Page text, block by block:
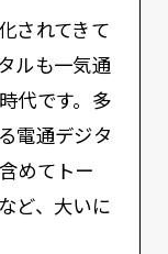
されてきて
ルも一気通
代です。多
電通デジタ
めてトー
ど、大いに